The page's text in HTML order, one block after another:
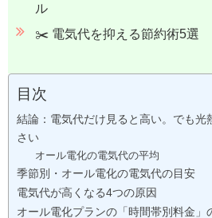
ル
✂️ 電気代を抑える節約術5選
目次
結論：電気代だけ見ると高い。でも光
さい
オール電化の電気代の平均
季節別・オール電化の電気代の目安
電気代が高くなる4つの原因
オール電化プランの「時間帯別料金」